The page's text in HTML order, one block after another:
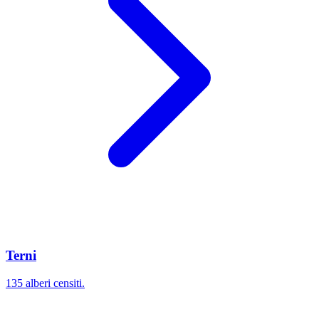
Terni
135 alberi censiti.